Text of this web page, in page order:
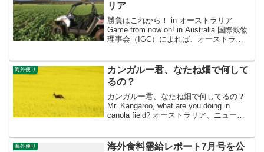
リア
勝負はこれから！ in オーストラリア
Game from now on! in Australia 国際穀物
理事会（IGC）によれば、オーストラリ
ズンは好調の見通しです...
海外便り
カンガルー君、なたね畑で何して
るの？
カンガルー君、なたね畑で何してるの？
Mr. Kangaroo, what are you doing in
canola field? オーストラリア、ニューサ
さて...
海外便り
海外食料需給レポート7月号を公